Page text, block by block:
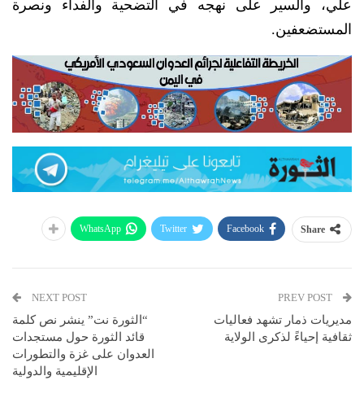
علي، والسير على نهجه في التضحية والفداء ونصرة
المستضعفين.
Share
Facebook
Twitter
WhatsApp
مديريات ذمار تشهد فعاليات
ثقافية إحياءً لذكرى الولاية
NEXT POST
“الثورة نت” ينشر نص كلمة
قائد الثورة حول مستجدات
العدوان على غزة والتطورات
الإقليمية والدولية